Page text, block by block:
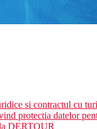
si contractul cu
protectia datelor
DERTOUR